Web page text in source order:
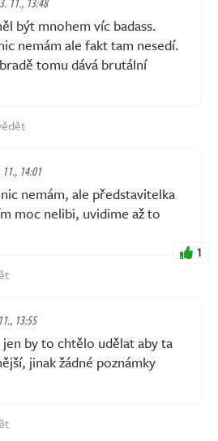
být mnohem víc badass.
nemám ale fakt tam nesedí.
tomu dává brutální
14:01
nemám, ale představitelka
moc nelibi, uvidime až to
1
13:55
by to chtělo udělat aby ta
jinak žádné poznámky